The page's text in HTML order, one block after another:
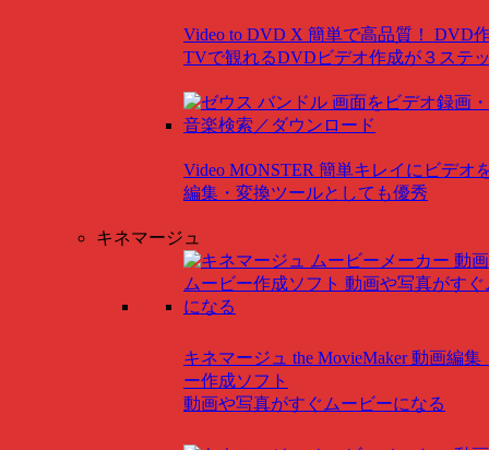
Video to DVD X 簡単で高品質！ DVD
TVで観れるDVDビデオ作成が３ステ
Video MONSTER 簡単キレイにビデオ
編集・変換ツールとしても優秀
キネマージュ
キネマージュ the MovieMaker 動画編集
ー作成ソフト
動画や写真がすぐムービーになる